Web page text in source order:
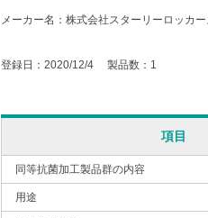
メーカー名：株式会社スターリーロッカ
登録日：2020/12/4 製品数：1
項目
同等抗菌加工製品群の内容
用途